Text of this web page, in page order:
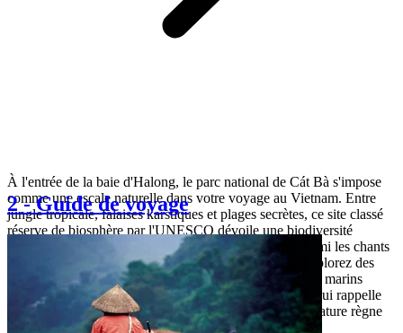
À l'entrée de la baie d'Halong, le parc national de Cát Bà s'impose
comme une escale naturelle dans votre voyage au Vietnam. Entre
jungle tropicale, falaises karstiques et plages secrètes, ce site classé
réserve de biosphère par l'UNESCO dévoile une biodiversité
exceptionnelle. Rejoignez-le en scooter, randonnez parmi les chants
d'oiseaux, croisez parfois le rare langur à tête dorée, explorez des
grottes mystérieuses et émerveillez-vous des panoramas marins
depuis les hauteurs. Un voyage sauvage et dépaysant, qui rappelle
que les plus beaux voyages se vivent souvent là où la nature règne
encore en maître.
2-Guide de voyage